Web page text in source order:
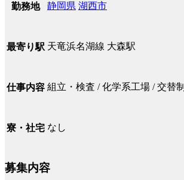
勤務地 静岡県 湖西市
最寄り駅 天竜浜名湖線 大森駅
仕事内容 組立・検査 / 化学系工場 / 交替制
寮・社宅 なし
募集内容